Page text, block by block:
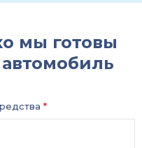
мы готовы
*